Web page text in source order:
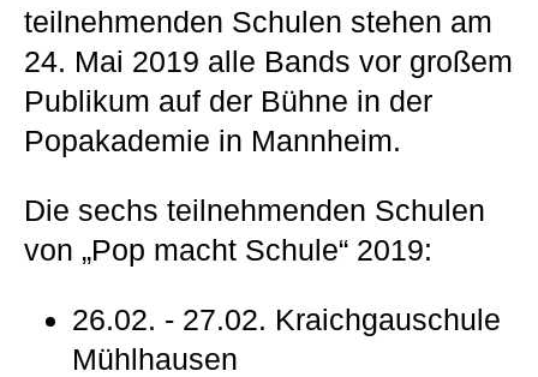
teilnehmenden Schulen stehen am
24. Mai 2019 alle Bands vor großem
Publikum auf der Bühne in der
Popakademie in Mannheim.
Die sechs teilnehmenden Schulen
von „Pop macht Schule“ 2019:
26.02. - 27.02. Kraichgauschule
Mühlhausen